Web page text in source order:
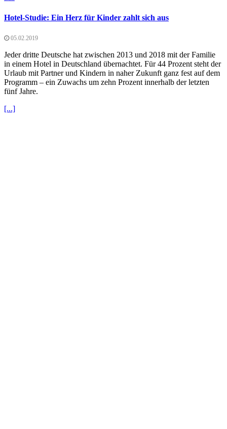
Hotel-Studie: Ein Herz für Kinder zahlt sich aus
05.02.2019
Jeder dritte Deutsche hat zwischen 2013 und 2018 mit der Familie
in einem Hotel in Deutschland übernachtet. Für 44 Prozent steht der
Urlaub mit Partner und Kindern in naher Zukunft ganz fest auf dem
Programm – ein Zuwachs um zehn Prozent innerhalb der letzten
fünf Jahre.
[...]